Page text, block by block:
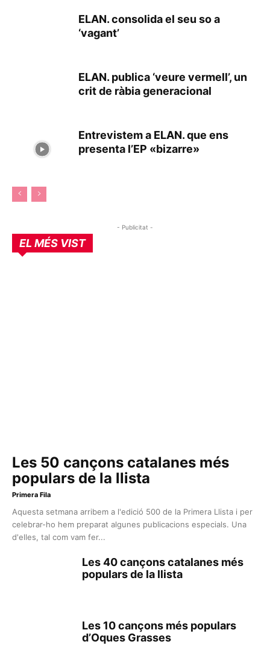
ELAN. consolida el seu so a
‘vagant’
ELAN. publica ‘veure vermell’, un
crit de ràbia generacional
Entrevistem a ELAN. que ens
presenta l’EP «bizarre»
- Publicitat -
EL MÉS VIST
Les 50 cançons catalanes més
populars de la llista
Primera Fila
Aquesta setmana arribem a l'edició 500 de la Primera Llista i per
celebrar-ho hem preparat algunes publicacions especials. Una
d'elles, tal com vam fer...
Les 40 cançons catalanes més
populars de la llista
Les 10 cançons més populars
d’Oques Grasses